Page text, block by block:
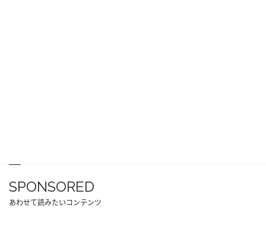
SPONSORED
あわせて読みたいコンテンツ